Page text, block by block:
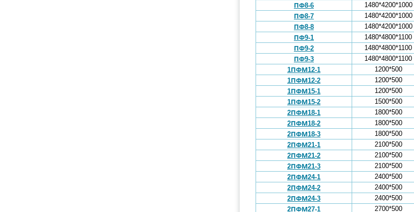
ПФ8-6
1480*4200*1000
ПФ8-7
1480*4200*1000
ПФ8-8
1480*4200*1000
ПФ9-1
1480*4800*1100
ПФ9-2
1480*4800*1100
ПФ9-3
1480*4800*1100
1ПФМ12-1
1200*500
1ПФМ12-2
1200*500
1ПФМ15-1
1200*500
1ПФМ15-2
1500*500
2ПФМ18-1
1800*500
2ПФМ18-2
1800*500
2ПФМ18-3
1800*500
2ПФМ21-1
2100*500
2ПФМ21-2
2100*500
2ПФМ21-3
2100*500
2ПФМ24-1
2400*500
2ПФМ24-2
2400*500
2ПФМ24-3
2400*500
2ПФМ27-1
2700*500